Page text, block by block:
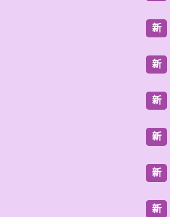
新
新
新
新
新
新